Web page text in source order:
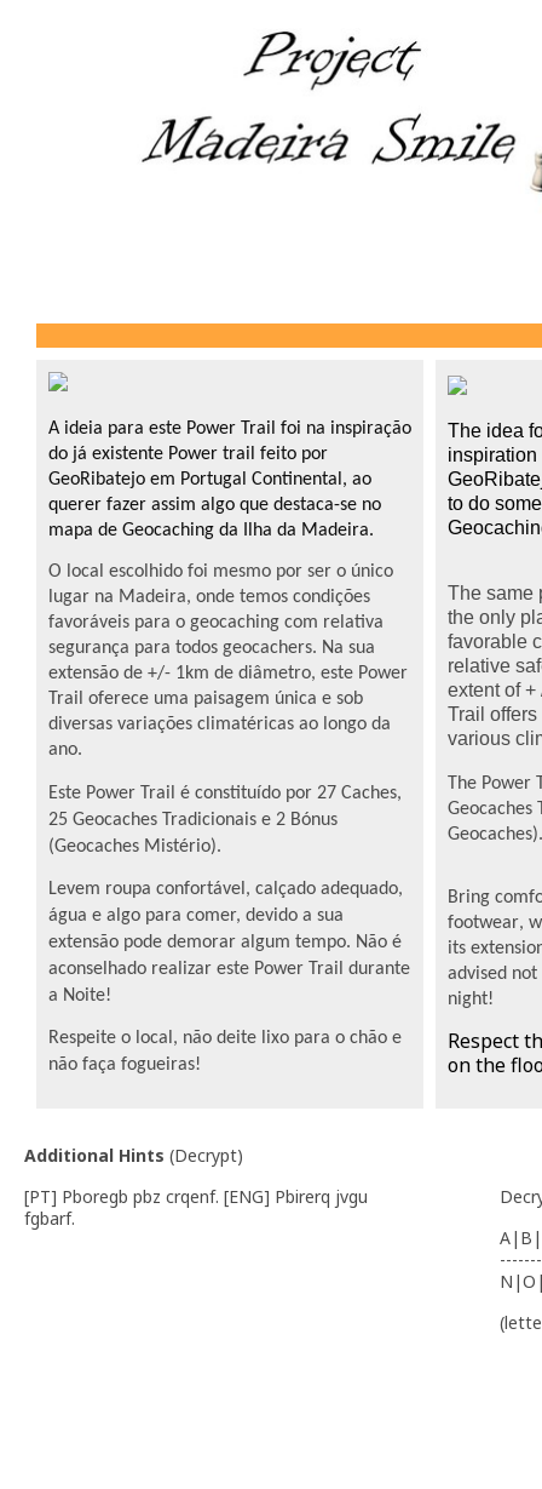
A ideia para este Power Trail foi na inspiração
do já existente Power trail feito por
GeoRibatejo em Portugal Continental, ao
querer fazer assim algo que destaca-se no
mapa de Geocaching da Ilha da Madeira.
O local escolhido foi mesmo por ser o único
lugar na Madeira, onde temos condições
favoráveis para o geocaching com relativa
segurança para todos geocachers. Na sua
extensão de +/- 1km de diâmetro, este Power
Trail oferece uma paisagem única e sob
diversas variações climatéricas ao longo da
ano.
Este Power Trail é constituído por 27 Caches,
25 Geocaches Tradicionais e 2 Bónus
(Geocaches Mistério).
Levem roupa confortável, calçado adequado,
água e algo para comer, devido a sua
extensão pode demorar algum tempo. Não é
aconselhado realizar este Power Trail durante
a Noite!
Respeite o local, não deite lixo para o chão e
não faça fogueiras!
The idea
inspiration
to do
The same
the only
favorable
relative
extent of +
Trail
various
The Power
Geocaches
Geocaches).
Bring
footwear,
its
advised not
night!
Respect
on the
Additional Hints (Decrypt)
[PT] Pboregb pbz crqenf. [ENG] Pbirerq jvgu
fgbarf.